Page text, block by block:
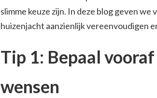
slimme keuze zijn. In deze blog geven
huizenjacht aanzienlijk vereenvoudigen
Tip 1: Bepaal
wensen